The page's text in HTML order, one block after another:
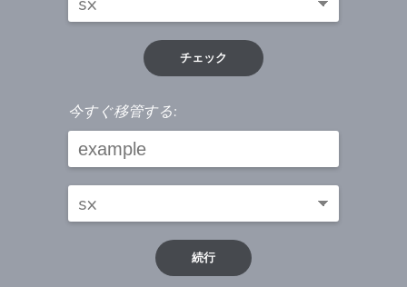
チェック
今すぐ移管する:
続行